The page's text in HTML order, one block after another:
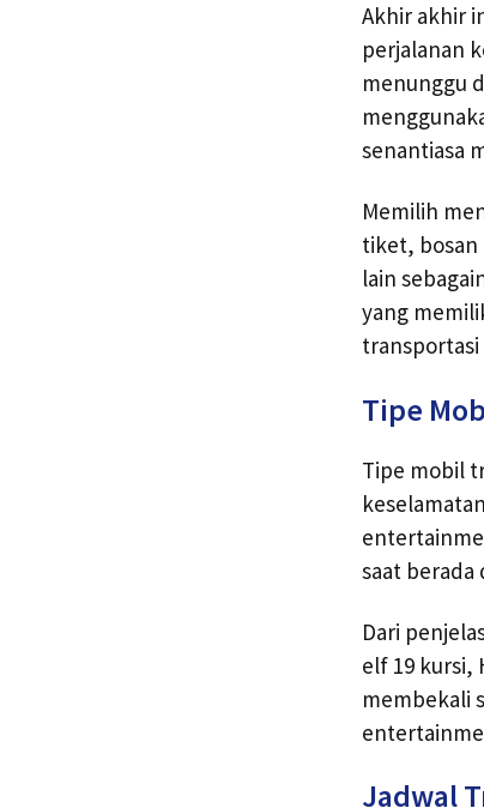
Akhir akhir
perjalanan
menunggu
senantiasa
Memilih
tiket, bosan
lain
yang
Tipe
Tipe mobil
saat
Dari
elf 19 kursi,
membekali
Jadwal